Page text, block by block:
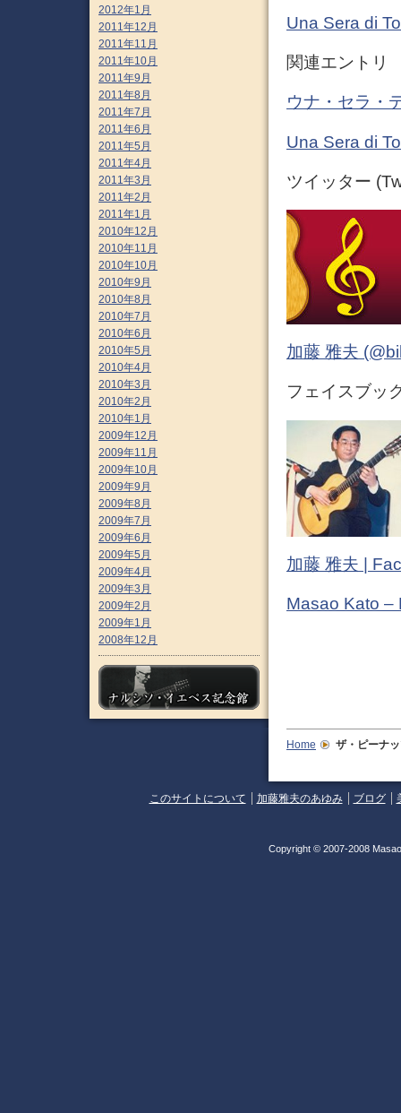
Una Sera di
関連エントリ
ウナ・セラ・
Una Sera di
ツイッター
加藤 雅夫
フェイスブッ
加藤 雅夫 |
Masao Kato –
2012年1月
2011年12月
2011年11月
2011年10月
2011年9月
2011年8月
2011年7月
2011年6月
2011年5月
2011年4月
2011年3月
2011年2月
2011年1月
2010年12月
2010年11月
2010年10月
2010年9月
2010年8月
2010年7月
2010年6月
2010年5月
2010年4月
2010年3月
2010年2月
2010年1月
2009年12月
2009年11月
2009年10月
2009年9月
2009年8月
2009年7月
2009年6月
2009年5月
2009年4月
2009年3月
2009年2月
2009年1月
2008年12月
Home ザ・ピーナ
このサイトについて 加藤雅夫のあゆみ ブログ
Copyright © 2007-2008